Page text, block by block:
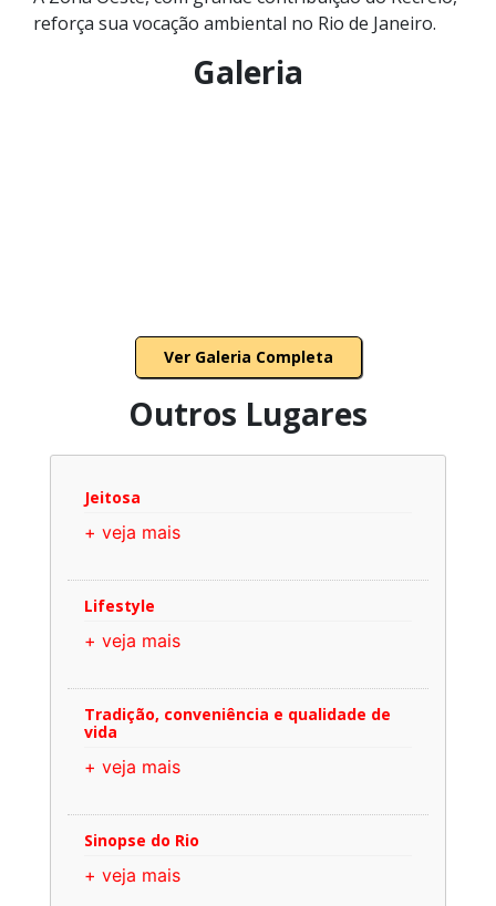
reforça sua vocação ambiental no Rio de Janeiro.
Galeria
Ver Galeria Completa
Outros Lugares
Jeitosa
+ veja mais
Lifestyle
+ veja mais
Tradição, conveniência e qualidade de
vida
+ veja mais
Sinopse do Rio
+ veja mais